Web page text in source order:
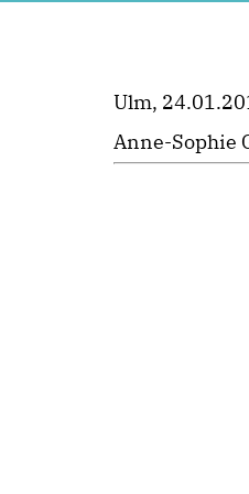
Ulm,
Anne-Sophie